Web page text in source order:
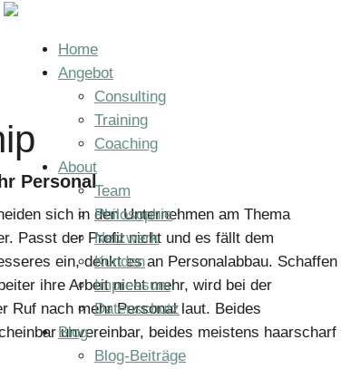
Home
Angebot
Consulting
Training
Coaching
About
Team
Philosophie
Netzwerk
Kunden
Impressum
Datenschutz
Blog
Blog-Beiträge
Personal
sich in den Unternehmen am Thema
Passt der Profit nicht und es fällt dem
ein, denkt es an Personalabbau. Schaffen
ihre Arbeit nicht mehr, wird bei der
Ruf nach mehr Personal laut. Beides
unvereinbar, beides meistens haarscharf